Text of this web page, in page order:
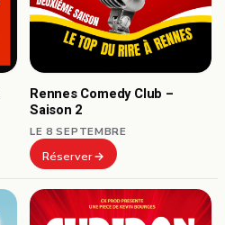
Rennes Comedy Club –
Saison 2
LE 8 SEPTEMBRE
Réserver